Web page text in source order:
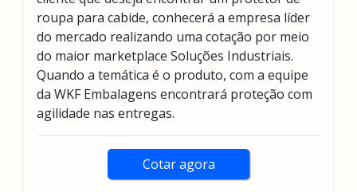
roupa para cabide, conhecerá a empresa líder
do mercado realizando uma cotação por meio
do maior marketplace Soluções Industriais.
Quando a temática é o produto, com a equipe
da WKF Embalagens encontrará proteção com
agilidade nas entregas.
Cotar agora